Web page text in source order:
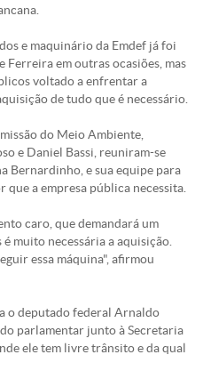
e maquinário da Emdef já foi
em outras ocasiões, mas
voltado a enfrentar a
de tudo que é necessário.
do Meio Ambiente,
e Daniel Bassi, reuniram-se
Bernardinho, e sua equipe para
a empresa pública necessita.
caro, que demandará um
muito necessária a aquisição.
essa máquina", afirmou
o deputado federal Arnaldo
parlamentar junto à Secretaria
ele tem livre trânsito e da qual